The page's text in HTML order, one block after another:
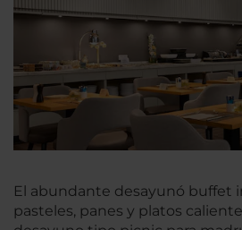
El abundante desayunó buffet
pasteles, panes y platos